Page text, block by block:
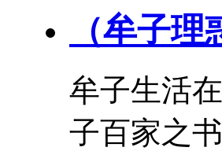
（牟子理
牟子生活
子百家之